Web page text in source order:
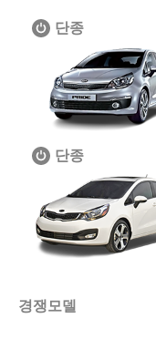
단종
단종
경쟁모델